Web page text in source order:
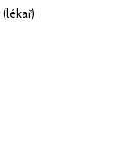
(lékař)